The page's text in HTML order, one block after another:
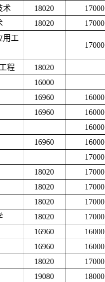
术
18020
17000
18020
17000
用工
17000
程 18020
16000
16960
16000
16960
16000
16000
16960 16000
17000
18020
17000
18020
17000
18020
17000
18020
17000
16960
16000
16960
16000
18020
17000
19080
18000